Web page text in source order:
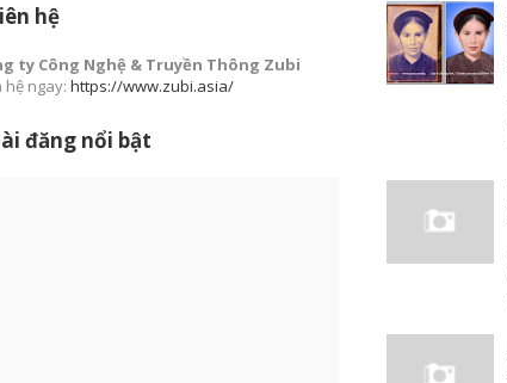
hệ
ty Công Nghệ & Truyền Thông Zubi
hệ ngay: https://www.zubi.asia/
đăng nổi bật